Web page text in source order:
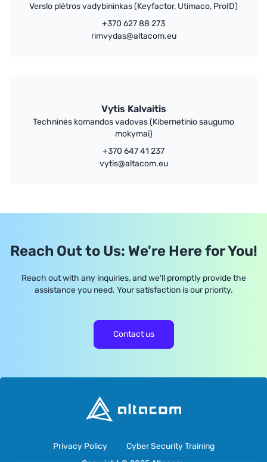
Verslo plėtros vadybininkas (Keyfactor, Utimaco, ProID)
+370 627 88 273
rimvydas@altacom.eu
Vytis Kalvaitis
Techninės komandos vadovas (Kibernetinio saugumo
mokymai)
+370 647 41 237
vytis@altacom.eu
Reach Out to Us: We're Here for You!
Reach out with any inquiries, and we'll promptly provide the
assistance you need. Your satisfaction is our priority.
Contact us
Privacy Policy
Cyber Security Training